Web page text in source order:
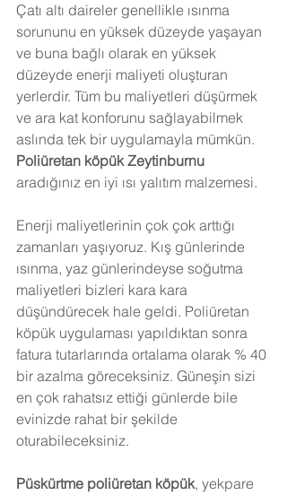
Çatı altı daireler genellikle ısınma
sorununu en yüksek düzeyde yaşayan
ve buna bağlı olarak en yüksek
düzeyde enerji maliyeti oluşturan
yerlerdir. Tüm bu maliyetleri düşürmek
ve ara kat konforunu sağlayabilmek
aslında tek bir uygulamayla mümkün.
Poliüretan köpük Zeytinburnu
aradığınız en iyi ısı yalıtım malzemesi.
Enerji maliyetlerinin çok çok arttığı
zamanları yaşıyoruz. Kış günlerinde
ısınma, yaz günlerindeyse soğutma
maliyetleri bizleri kara kara
düşündürecek hale geldi. Poliüretan
köpük uygulaması yapıldıktan sonra
fatura tutarlarında ortalama olarak % 40
bir azalma göreceksiniz. Güneşin sizi
en çok rahatsız ettiği günlerde bile
evinizde rahat bir şekilde
oturabileceksiniz.
Püskürtme poliüretan köpük, yekpare